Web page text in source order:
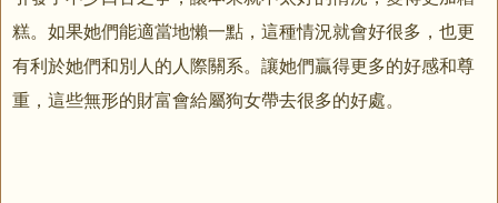
糕。如果她們能適當地懶一點，這種情況就會好很多，也更
有利於她們和別人的人際關系。讓她們贏得更多的好感和尊
重，這些無形的財富會給屬狗女帶去很多的好處。